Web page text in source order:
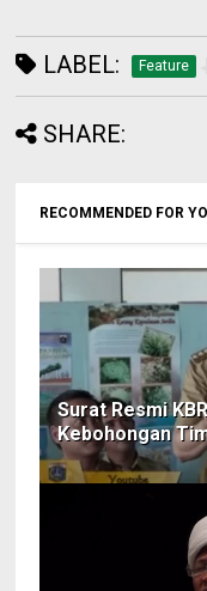
LABEL: Feature
SHARE:
RECOMMENDED FOR
Surat Resmi
Kebohongan